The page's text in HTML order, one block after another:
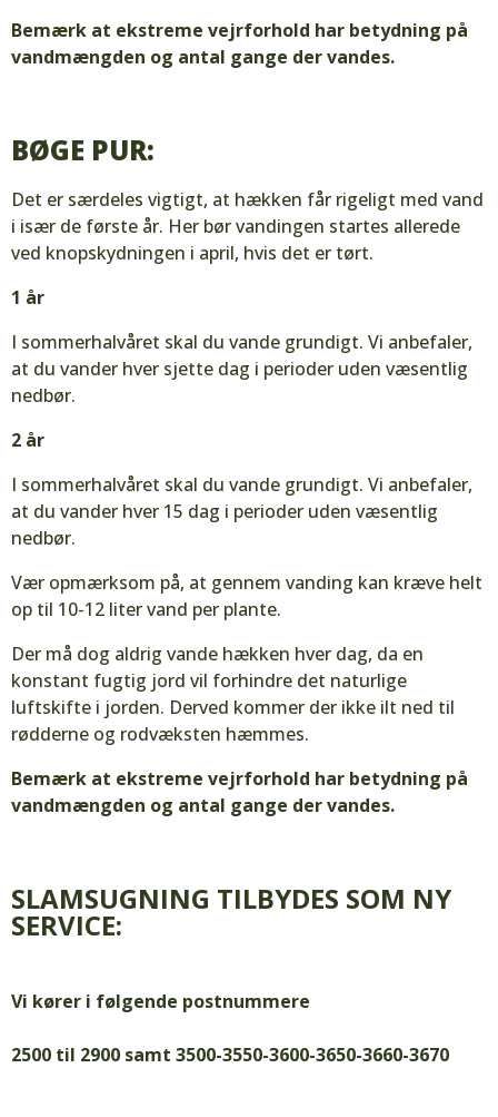
Bemærk at ekstreme vejrforhold har betydning på
vandmængden og antal gange der vandes.
BØGE PUR:
Det er særdeles vigtigt, at hækken får rigeligt med vand
i især de første år. Her bør vandingen startes allerede
ved knopskydningen i april, hvis det er tørt.
1 år
I sommerhalvåret skal du vande grundigt. Vi anbefaler,
at du vander hver sjette dag i perioder uden væsentlig
nedbør.
2 år
I sommerhalvåret skal du vande grundigt. Vi anbefaler,
at du vander hver 15 dag i perioder uden væsentlig
nedbør.
Vær opmærksom på, at gennem vanding kan kræve helt
op til 10-12 liter vand per plante.
Der må dog aldrig vande hækken hver dag, da en
konstant fugtig jord vil forhindre det naturlige
luftskifte i jorden. Derved kommer der ikke ilt ned til
rødderne og rodvæksten hæmmes.
Bemærk at ekstreme vejrforhold har betydning på
vandmængden og antal gange der vandes.
SLAMSUGNING TILBYDES SOM NY
SERVICE:
Vi kører i følgende postnummere
2500 til 2900 samt 3500-3550-3600-3650-3660-3670